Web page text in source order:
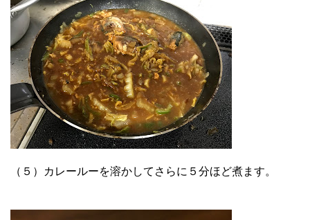
（５）カレールーを溶かしてさらに５分ほど煮ます。